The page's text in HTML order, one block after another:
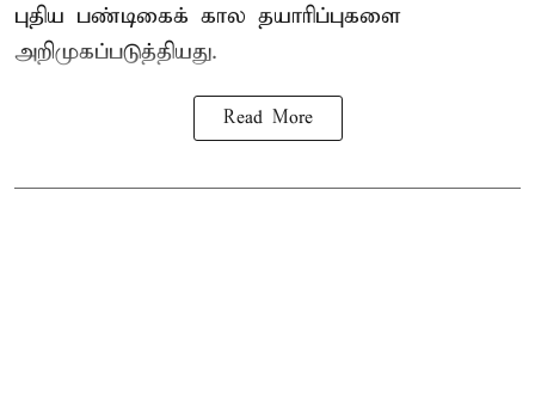
புதிய பண்டிகைக் கால தயாரிப்புகளை
அறிமுகப்படுத்தியது.
Read More